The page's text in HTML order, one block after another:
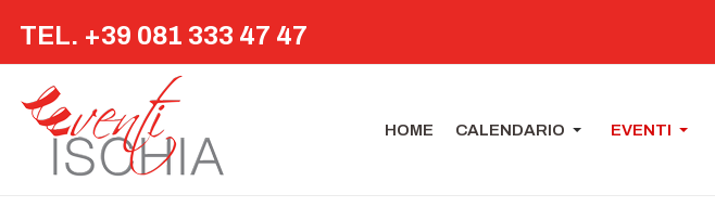
TEL. +39 081 333 47 47
HOME CALENDARIO EVENTI